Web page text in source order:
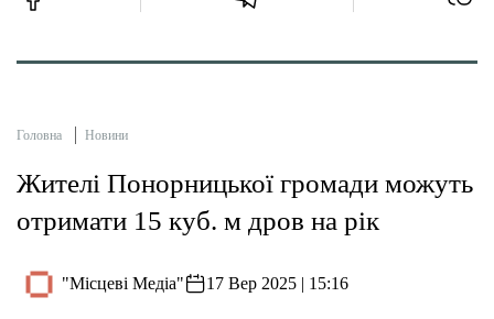
Головна Новини
Жителі Понорницької громади можуть
отримати 15 куб. м дров на рік
"Місцеві Медіа" 17 Вер 2025 | 15:16